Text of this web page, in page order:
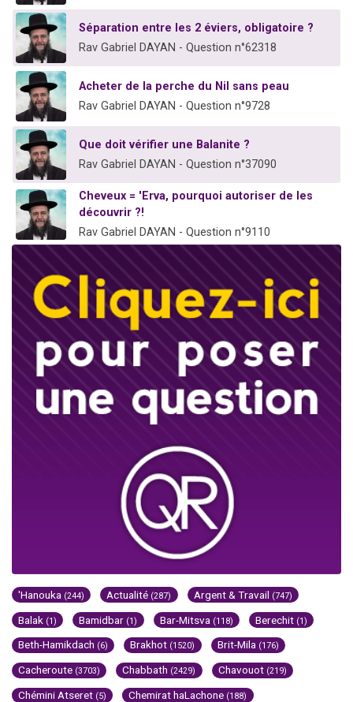
Séparation entre les 2 éviers, obligatoire ?
Rav Gabriel DAYAN - Question n°62318
Acheter de la perche du Nil sans peau
Rav Gabriel DAYAN - Question n°9728
Que doit vérifier une Balanite ?
Rav Gabriel DAYAN - Question n°37090
Cheveux = 'Erva, pourquoi autoriser de les
découvrir ?!
Rav Gabriel DAYAN - Question n°9110
'Hanouka (244) Actualité (287) Argent & Travail (747)
Balak (1) Bamidbar (1) Bar-Mitsva (118) Berechit (1)
Beth-Hamikdach (6) Brakhot (1520) Brit-Mila (176)
Cacheroute (3703) Chabbath (2429) Chavouot (219)
Chémini Atseret (5) Chemirat haLachone (188)